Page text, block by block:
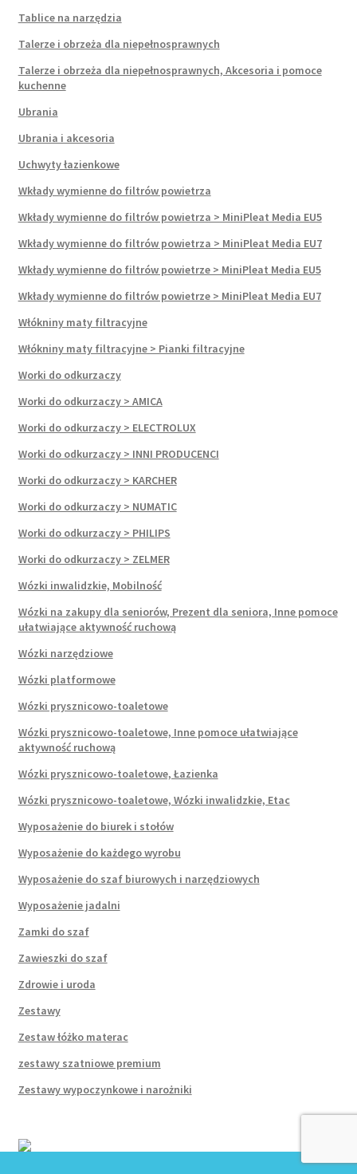
Tablice na narzędzia
Talerze i obrzeża dla niepełnosprawnych
Talerze i obrzeża dla niepełnosprawnych, Akcesoria i pomoce
kuchenne
Ubrania
Ubrania i akcesoria
Uchwyty łazienkowe
Wkłady wymienne do filtrów powietrza
Wkłady wymienne do filtrów powietrza > MiniPleat Media EU5
Wkłady wymienne do filtrów powietrza > MiniPleat Media EU7
Wkłady wymienne do filtrów powietrze > MiniPleat Media EU5
Wkłady wymienne do filtrów powietrze > MiniPleat Media EU7
Włókniny maty filtracyjne
Włókniny maty filtracyjne > Pianki filtracyjne
Worki do odkurzaczy
Worki do odkurzaczy > AMICA
Worki do odkurzaczy > ELECTROLUX
Worki do odkurzaczy > INNI PRODUCENCI
Worki do odkurzaczy > KARCHER
Worki do odkurzaczy > NUMATIC
Worki do odkurzaczy > PHILIPS
Worki do odkurzaczy > ZELMER
Wózki inwalidzkie, Mobilność
Wózki na zakupy dla seniorów, Prezent dla seniora, Inne pomoce
ułatwiające aktywność ruchową
Wózki narzędziowe
Wózki platformowe
Wózki prysznicowo-toaletowe
Wózki prysznicowo-toaletowe, Inne pomoce ułatwiające
aktywność ruchową
Wózki prysznicowo-toaletowe, Łazienka
Wózki prysznicowo-toaletowe, Wózki inwalidzkie, Etac
Wyposażenie do biurek i stołów
Wyposażenie do każdego wyrobu
Wyposażenie do szaf biurowych i narzędziowych
Wyposażenie jadalni
Zamki do szaf
Zawieszki do szaf
Zdrowie i uroda
Zestawy
Zestaw łóżko materac
zestawy szatniowe premium
Zestawy wypoczynkowe i narożniki